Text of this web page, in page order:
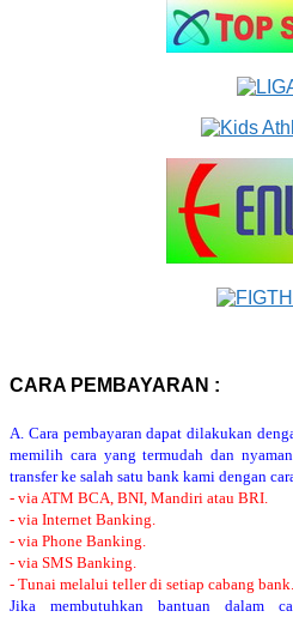
CARA PEMBAYARAN :
A. Cara pembayaran dapat dilakukan
memilih cara yang termudah dan
transfer ke salah satu bank kami dengan
- via ATM BCA, BNI, Mandiri atau BRI.
- via Internet Banking.
- via Phone Banking.
- via SMS Banking.
- Tunai melalui teller di setiap cabang bank.
Jika membutuhkan bantuan dalam